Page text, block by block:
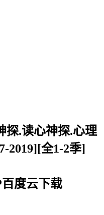
探.读心神探.心理
2019][全1-2季]
百度云下载